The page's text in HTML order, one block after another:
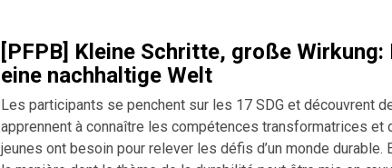
[PFPB] Kleine Schritte, große Wirkung:
eine nachhaltige Welt
Les participants se penchent sur les 17 SDG et découvrent
apprennent à connaître les compétences transformatrices et
jeunes ont besoin pour relever les défis d’un monde durable.